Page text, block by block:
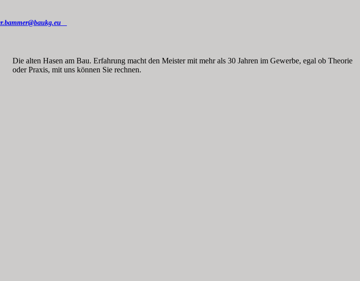
Die alten Hasen am Bau. Erfahrung macht den Meister mit mehr als 30 Jahren im Gewerbe, egal ob Theorie
oder Praxis, mit uns können Sie rechnen.